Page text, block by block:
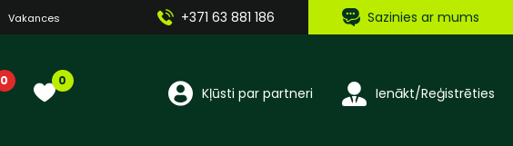
Vakances +371 63 881 186 Sazinies ar mums
0 0
Kļūsti par partneri Ienākt/Reģistrēties